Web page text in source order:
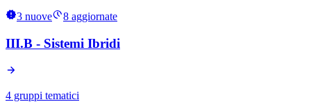
3 nuove 8 aggiornate
III.B - Sistemi Ibridi
4 gruppi tematici